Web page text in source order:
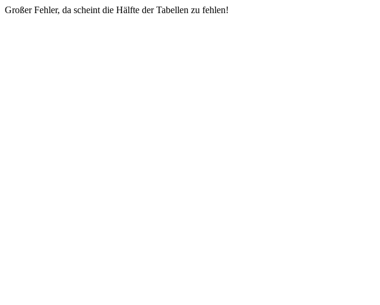
Großer Fehler, da scheint die Hälfte der Tabellen zu fehlen!